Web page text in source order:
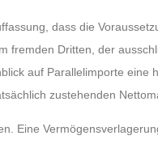
dass die
fremden Dritten, der
auf Parallelimporte eine
zustehenden
Eine